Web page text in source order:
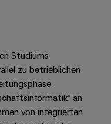
Studiums
zu betrieblichen
an
von integrierten